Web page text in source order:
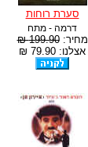
סערת רוחות
דרמה - מתח
מחיר:199.90 ₪
אצלנו: 79.90 ₪